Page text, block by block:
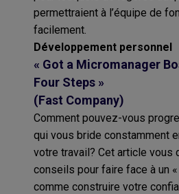
permettraient à l’équipe de
facilement.
Développement personnel
« Got a Micromanager
Four Steps »
(Fast Company)
Comment pouvez-vous
qui vous bride constamment
votre travail? Cet article vous
conseils pour faire face à un
comme construire votre